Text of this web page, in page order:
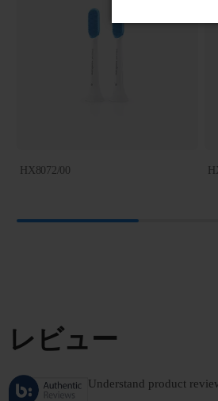
HX8072/00
レビュー
Understand product